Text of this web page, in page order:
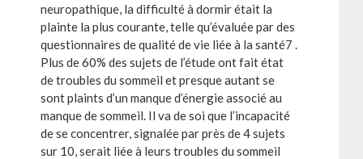
neuropathique, la difficulté à dormir était la
plainte la plus courante, telle qu’évaluée par des
questionnaires de qualité de vie liée à la santé7 .
Plus de 60% des sujets de l’étude ont fait état
de troubles du sommeil et presque autant se
sont plaints d’un manque d’énergie associé au
manque de sommeil. Il va de soi que l’incapacité
de se concentrer, signalée par près de 4 sujets
sur 10, serait liée à leurs troubles du sommeil